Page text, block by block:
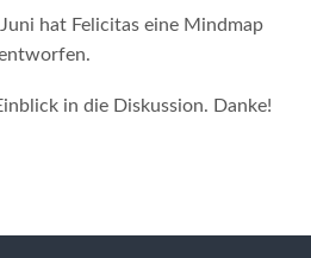
hat Felicitas eine Mindmap
in die Diskussion. Danke!